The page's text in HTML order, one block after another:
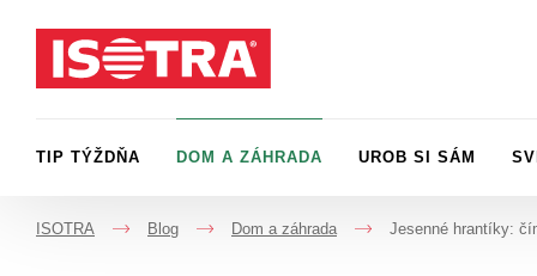
TIP TÝŽDŇA DOM A ZÁHRADA UROB SI SÁM
ISOTRA
->
Blog
->
Dom a záhrada
->
Jesenné hrantíky: